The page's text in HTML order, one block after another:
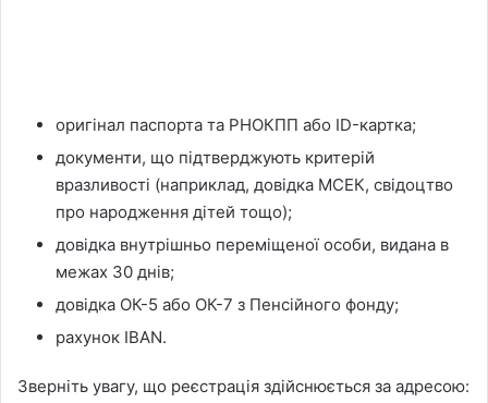
оригінал паспорта та РНОКПП або ID-картка;
документи, що підтверджують критерій
вразливості (наприклад, довідка МСЕК, свідоцтво
про народження дітей тощо);
довідка внутрішньо переміщеної особи, видана в
межах 30 днів;
довідка ОК-5 або ОК-7 з Пенсійного фонду;
рахунок IBAN.
Зверніть увагу, що реєстрація здійснюється за адресою: